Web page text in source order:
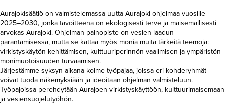
Aurajokisäätiö on valmistelemassa uutta Aurajoki-ohjelmaa vuosille
2025–2030, jonka tavoitteena on ekologisesti terve ja maisemallisesti
arvokas Aurajoki. Ohjelman painopiste on vesien laadun
parantamisessa, mutta se kattaa myös monia muita tärkeitä teemoja:
virkistyskäytön kehittämisen, kulttuuriperinnön vaalimisen ja ympäristön
monimuotoisuuden turvaamisen.
Järjestämme syksyn aikana kolme työpajaa, joissa eri kohderyhmät
voivat tuoda näkemyksiään ja ideoitaan ohjelman valmisteluun.
Työpajoissa perehdytään Aurajoen virkistyskäyttöön, kulttuurimaisemaan
ja vesiensuojelutyöhön.